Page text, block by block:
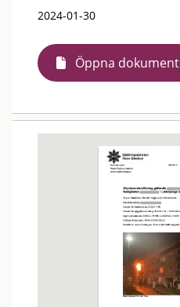
2024-01-30
Öppna dokument